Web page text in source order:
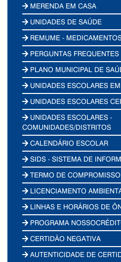
MERENDA EM CASA
UNIDADES DE SAÚDE
REMUME -
PERGUNTAS
PLANO MUNICIPAL DE
UNIDADES ESCOLARES
UNIDADES ESCOLARES
UNIDADES ESCOLARES -
COMUNIDADES/DISTRITOS
CALENDÁRIO ESCOLAR
SIDS - SISTEMA DE
TERMO DE
LICENCIAMENTO
LINHAS E HORÁRIOS DE
PROGRAMA
CERTIDÃO NEGATIVA
AUTENTICIDADE DE